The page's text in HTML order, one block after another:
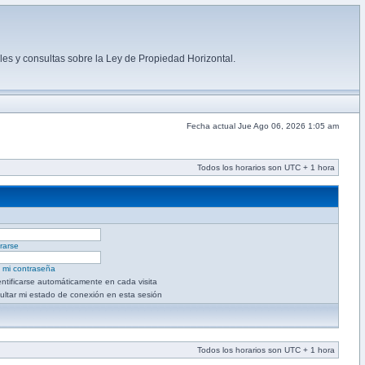
y consultas sobre la Ley de Propiedad Horizontal.
Fecha actual Jue Ago 06, 2026 1:05 am
Todos los horarios son UTC + 1 hora
mi contraseña
automáticamente en cada visita
mi estado de conexión en esta sesión
Todos los horarios son UTC + 1 hora